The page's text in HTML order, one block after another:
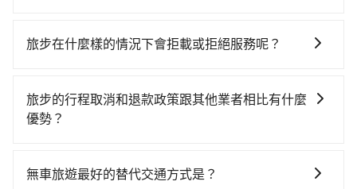
來預約tripool！如果你是獨自一人乘車，也可參考
差的車款，如果人數超過四位，更是沒有較大的七人座
凹的車門仍未被修理，每一次租車都好像在開樂透一
樣。另外，偶爾也會遇到明明已經預約了時間但上一位
小的風險。最後，雖然路邊隨租隨還看似方便，但實際
繫，可能原本約定的地點不適合暫停而改停靠在附近的
車、私家車或野雞車在招攬生意，這不僅是違法可能被
都無法監控或追查。最好別為了省小錢而冒上不必要的
風險。而tripool雇用的司機、使用的車輛以及配合的車
險。最好辨別叫的車是否合法，就看車牌的開頭，只要
旅步在什麼樣的情況下會拒載或拒絕服務呢？
原因，司機有權拒絕服務： 1) 當日搭車人數或行李超過
訂購時填寫的數量。請務必確實填寫當日實際攜帶的行
童的安全，依道路交通安全規則規定，四歲以下的孩童
旅步的行程取消和退款政策跟其他業者相比有什麼
優勢？
性的取消政策，以給予乘客更多的保障和方便。只需在
無車旅遊最好的替代交通方式是？